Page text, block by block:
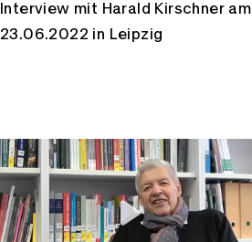
Interview mit Harald Kirschner am
23.06.2022 in Leipzig